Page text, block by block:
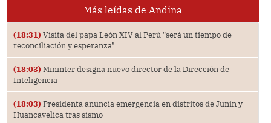
Más leídas de Andina
(18:31) Visita del papa León XIV al Perú "será un tiempo de
reconciliación y esperanza"
(18:03) Mininter designa nuevo director de la Dirección de
Inteligencia
(18:03) Presidenta anuncia emergencia en distritos de Junín y
Huancavelica tras sismo